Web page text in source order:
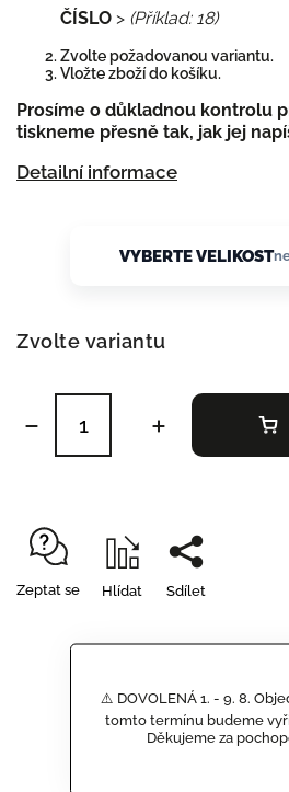
⚠️ DOVOLENÁ 1. - 9. 8.
tomto termínu budeme
Děkujeme za
ČÍSLO > (Příklad: 18)
Zvolte požadovanou variantu.
Vložte zboží do košíku.
Prosíme o důkladnou kontrolu
tiskneme přesně tak, jak jej
Detailní informace
VYBERTE VELIKOST
Zvolte variantu
Zeptat se Hlídat Sdílet
GARANCE